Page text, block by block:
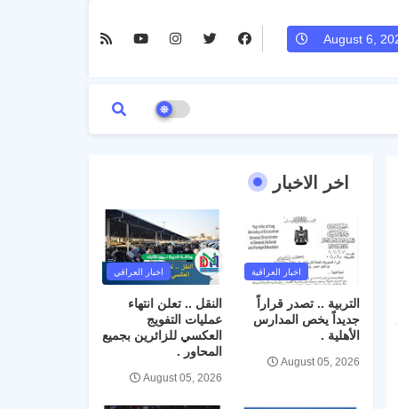
August 6,
اخر الاخبار
اخبار العراقية
التربية .. تصدر قراراً
جديداً يخص المدارس
الأهلية .
August 05, 2026
اخبار العراقي
النقل .. تعلن انتهاء
عمليات التفويج
العكسي للزائرين بجميع
المحاور .
August 05, 2026